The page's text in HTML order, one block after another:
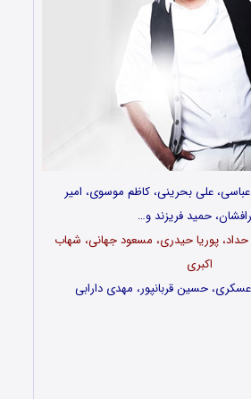
عباسی، علی بحرینی، کاظم موسوی، امیر
حمید فریزند و…
پوریا حیدری، مسعود جهانی، شهاب
اکبری
حسین قربانپور، مهدی دارابی